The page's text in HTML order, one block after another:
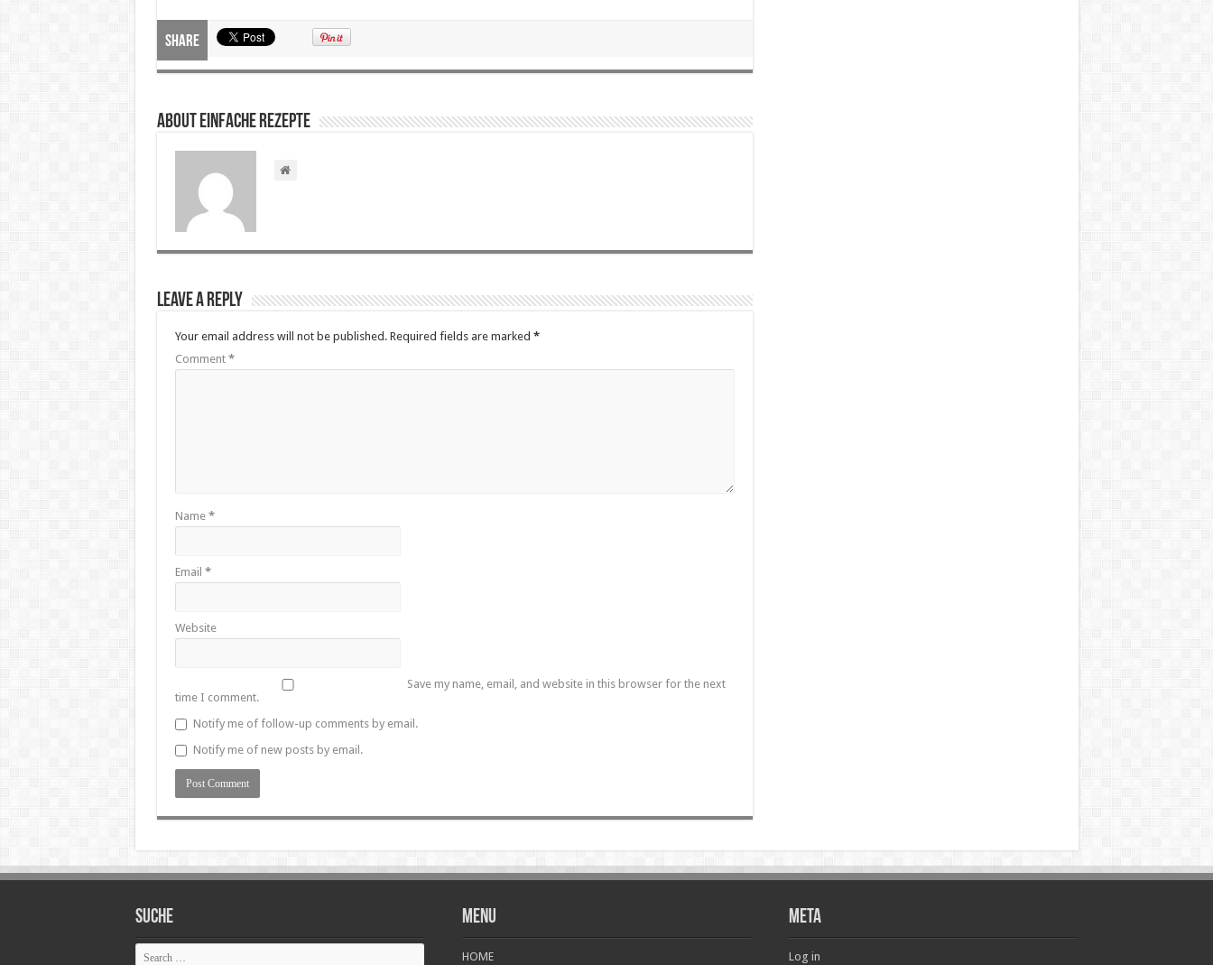
Share
About Einfache Rezepte
Leave a Reply
Your email address will not be published. Required fields are marked *
Comment *
Name *
Email *
Website
Save my name, email, and website in this browser for the next
time I comment.
Notify me of follow-up comments by email.
Notify me of new posts by email.
SUCHE Menu
HOME
Meta
Log in